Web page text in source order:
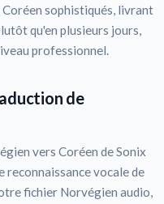
sophistiqués, livrant
qu'en plusieurs jours,
professionnel.
de
vers Coréen de Sonix
vocale de
fichier Norvégien audio,